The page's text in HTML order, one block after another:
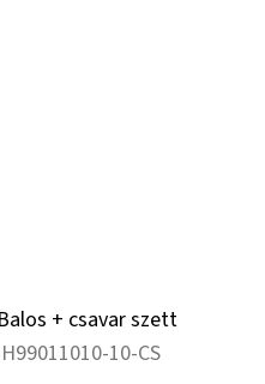
+ csavar szett
H99011010-10-CS